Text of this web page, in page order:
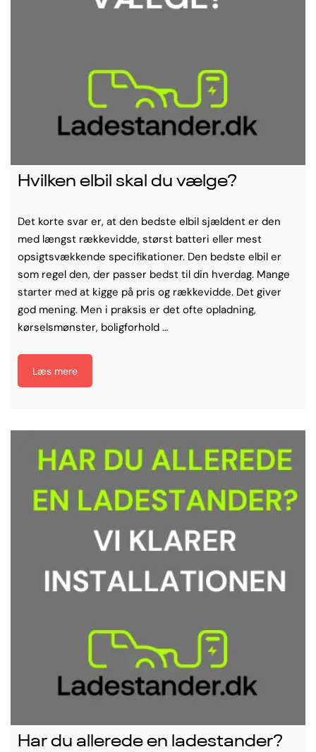
Hvilken elbil skal du vælge?
Det korte svar er, at den bedste elbil sjældent er den
med længst rækkevidde, størst batteri eller mest
opsigtsvækkende specifikationer. Den bedste elbil er
som regel den, der passer bedst til din hverdag. Mange
starter med at kigge på pris og rækkevidde. Det giver
god mening. Men i praksis er det ofte opladning,
kørselsmønster, boligforhold …
Læs mere
Har du allerede en ladestander?